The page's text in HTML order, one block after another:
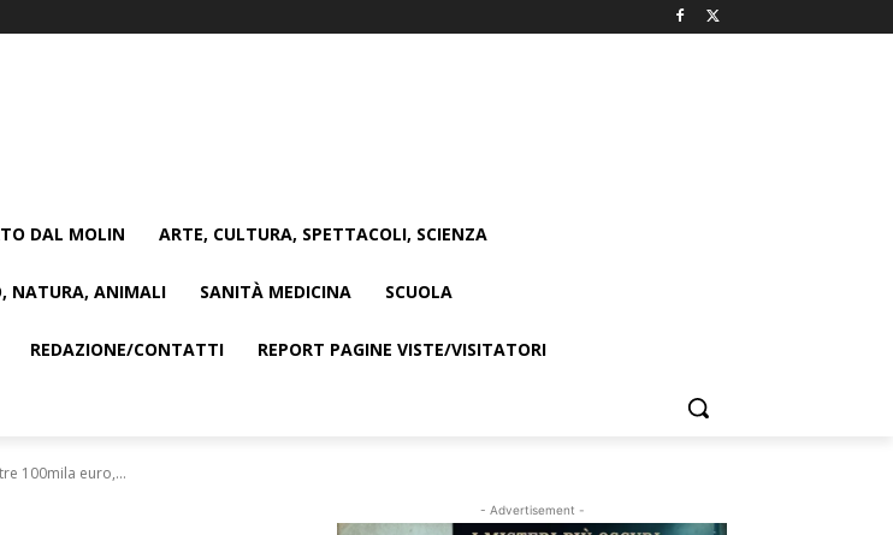
DAL MOLIN ARTE, CULTURA, SPETTACOLI, SCIENZA
NATURA, ANIMALI SANITÀ MEDICINA SCUOLA
REDAZIONE/CONTATTI REPORT PAGINE VISTE/VISITATORI
100mila euro,...
- Advertisement -